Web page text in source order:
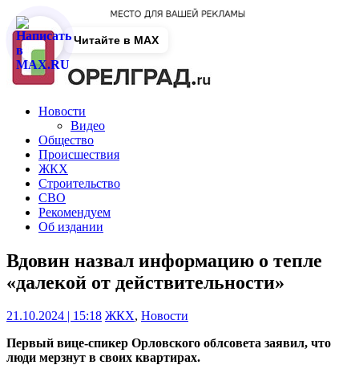
Новости
Видео
Общество
Происшествия
ЖКХ
Строительство
СВО
Рекомендуем
Об издании
Вдовин назвал информацию о тепле
«далекой от действительности»
21.10.2024 | 15:18 ЖКХ, Новости
Первый вице-спикер Орловского облсовета заявил, что
люди мерзнут в своих квартирах.
Читайте в MAX